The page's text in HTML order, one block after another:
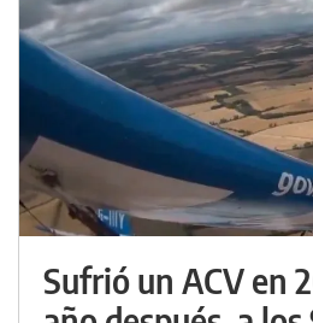
Sufrió un ACV en